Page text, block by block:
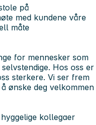
på
med kundene våre
måte
for mennesker som
Hos oss er
sterkere. Vi ser frem
ønske deg velkommen
kollegaer